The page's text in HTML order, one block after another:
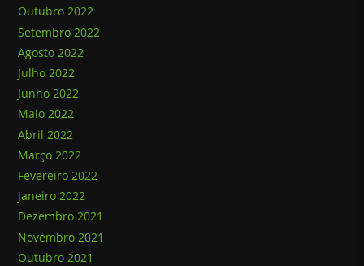
Outubro 2022
Setembro 2022
Agosto 2022
Julho 2022
Junho 2022
Maio 2022
Abril 2022
Março 2022
Fevereiro 2022
Janeiro 2022
Dezembro 2021
Novembro 2021
Outubro 2021